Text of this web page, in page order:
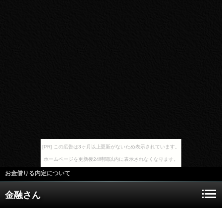
[PR] この広告は3ヶ月以上更新がないため表示されています。
ホームページを更新後24時間以内に表示されなくなります。
お金借りる内定について
金融さん